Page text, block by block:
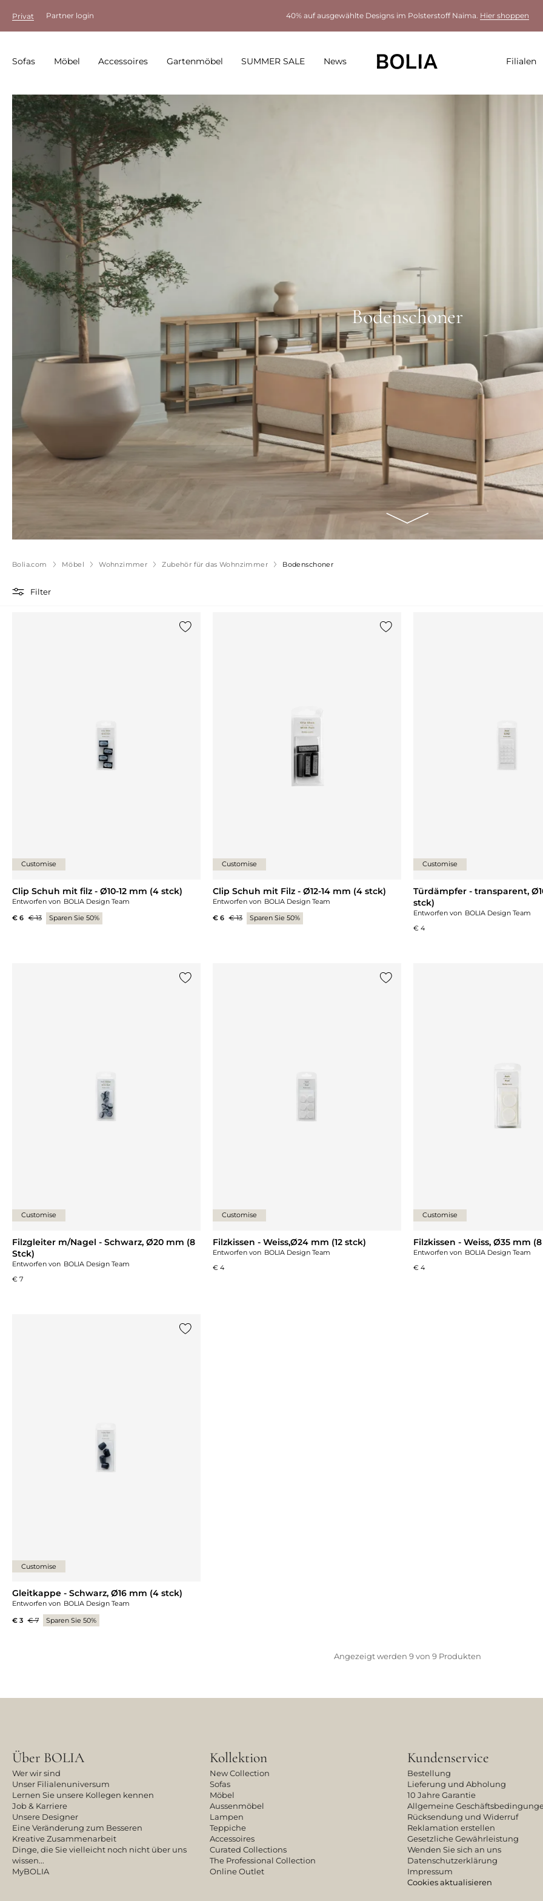
Privat Partner login 40% auf ausgewählte Designs im Polsterstoff Naima. Hier shoppen
Sofas Möbel Accessoires Gartenmöbel SUMMER SALE News Filialen
Bodenschoner
Bolia.com Möbel Wohnzimmer Zubehör für das Wohnzimmer Bodenschoner
Filter
Customise
Clip Schuh mit filz - Ø10-12 mm (4 stck)
Entworfen von BOLIA Design Team
€ 6 € 13 Sparen Sie 50%
Customise
Clip Schuh mit Filz - Ø12-14 mm (4 stck)
Entworfen von BOLIA Design Team
€ 6 € 13 Sparen Sie 50%
Customise
Türdämpfer - transparent,
stck)
Entworfen von BOLIA Design Team
€ 4
Customise
Filzgleiter m/Nagel - Schwarz, Ø20 mm (8
Stck)
Entworfen von BOLIA Design Team
€ 7
Customise
Filzkissen - Weiss,Ø24 mm (12 stck)
Entworfen von BOLIA Design Team
€ 4
Customise
Filzkissen - Weiss, Ø35 mm
Entworfen von BOLIA Design Team
€ 4
Customise
Gleitkappe - Schwarz, Ø16 mm (4 stck)
Entworfen von BOLIA Design Team
€ 3 € 7 Sparen Sie 50%
Angezeigt werden 9 von 9 Produkten
Über BOLIA
Wer wir sind
Unser Filialenuniversum
Lernen Sie unsere Kollegen kennen
Job & Karriere
Unsere Designer
Eine Veränderung zum Besseren
Kreative Zusammenarbeit
Dinge, die Sie vielleicht noch nicht über uns
wissen...
MyBOLIA
Kollektion
New Collection
Sofas
Möbel
Aussenmöbel
Lampen
Teppiche
Accessoires
Curated Collections
The Professional Collection
Online Outlet
Kundenservice
Bestellung
Lieferung und Abholung
10 Jahre Garantie
Allgemeine
Rücksendung und Widerruf
Reklamation erstellen
Gesetzliche Gewährleistung
Wenden Sie sich an uns
Datenschutzerklärung
Impressum
Cookies aktualisieren